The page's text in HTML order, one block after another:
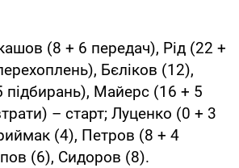
(8 + 6 передач), Рід (22 +
Бєліков (12),
підбирань), Майерс (16 + 5
– старт; Луценко (0 + 3
(4), Петров (8 + 4
(6), Сидоров (8).